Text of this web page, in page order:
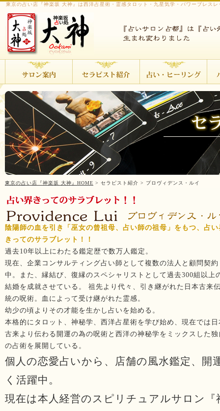
東京の占い店『神楽坂 大神』は西洋占星術・霊感タロット・九星気学・パワーブレス
東京の占い店『神楽坂 大神』HOME > セラピスト紹介 > プロヴィデンス・ルイ
陰陽師の血を引き「巫女の曾祖母、占い師の祖母」をもつ、占い
きってのサラブレット！！
過去10年以上にわたる鑑定歴で数万人鑑定。
現在、企業コンサルティング占い師として複数の法人と顧問契約
中。また、縁結び、復縁のスペシャリストとして過去300組以上
結婚を成就させている。 祖先より代々、引き継がれた日本古来
統の呪術。血によって受け継がれた霊感。
幼少の頃よりその才能を生かし占いを始める。
本格的にタロット、神秘学、西洋占星術を学び始め、現在では日
古来より伝わる開運の為の呪術と西洋の神秘学をミックスした独
の占術を展開している。
個人の恋愛占いから、店舗の風水鑑定、開
く活躍中。
現在は本人経営のスピリチュアルサロン